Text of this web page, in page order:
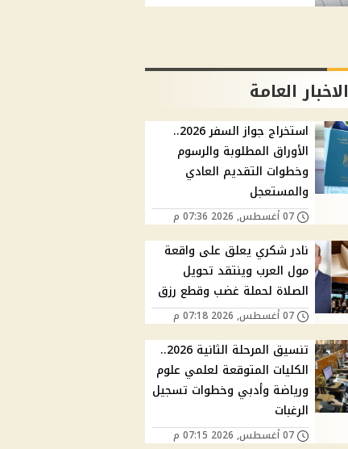
الاخبار العامة
استخراج جواز السفر 2026..
الأوراق المطلوبة والرسوم
وخطوات التقديم العادي
والمستعجل
07 أغسطس, 2026 07:36 م
نادر شكري يعلق على واقعة
مول العرب وينتقد تحويل
الصلاة لحملة غضب وقطع رزق
07 أغسطس, 2026 07:18 م
تنسيق المرحلة الثانية 2026..
الكليات المتوقعة لعلمي علوم
ورياضة وأدبي وخطوات تسجيل
الرغبات
07 أغسطس, 2026 07:15 م